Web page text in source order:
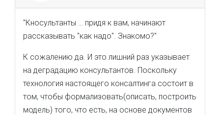
"Кносультанты … придя к вам, начинают
рассказывать "как надо". Знакомо?"
К сожалению да. И это лишний раз указывает
на деградацию консультантов. Поскольку
технология настоящего консалтинга состоит в
том, чтобы формализовать(описать, построить
модель) того, что есть, на основе документов